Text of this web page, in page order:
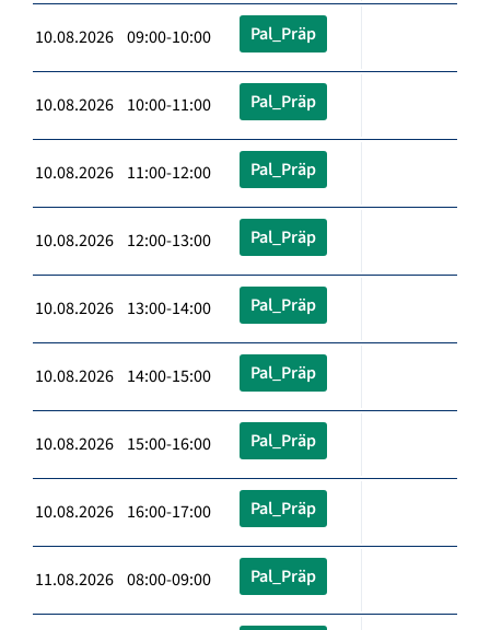
10.08.2026 09:00-10:00 Pal_Präp
10.08.2026 10:00-11:00 Pal_Präp
10.08.2026 11:00-12:00 Pal_Präp
10.08.2026 12:00-13:00 Pal_Präp
10.08.2026 13:00-14:00 Pal_Präp
10.08.2026 14:00-15:00 Pal_Präp
10.08.2026 15:00-16:00 Pal_Präp
10.08.2026 16:00-17:00 Pal_Präp
11.08.2026 08:00-09:00 Pal_Präp